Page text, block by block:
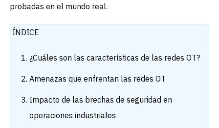
probadas en el mundo real.
ÍNDICE
¿Cuáles son las características de las redes OT?
Amenazas que enfrentan las redes OT
Impacto de las brechas de seguridad en
operaciones industriales